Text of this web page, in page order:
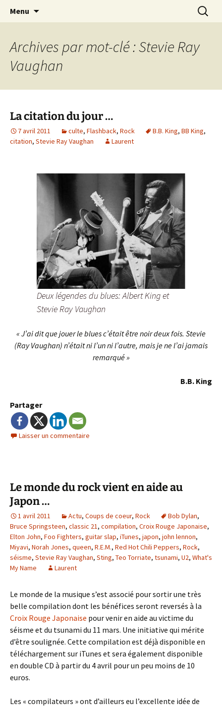
Laurent Rieppi
Journaliste musical · Historien du rock ·
Conférencier
Menu
Archives par mot-clé : Stevie Ray
Vaughan
La citation du jour …
7 avril 2011 culte, Flashback, Rock B.B. King, BB King,
citation, Stevie Ray Vaughan Laurent
Deux légendes du blues: Albert King et
Stevie Ray Vaughan
« J’ai dit que jouer le blues c’était être noir deux fois. Stevie
(Ray Vaughan) n’était ni l’un ni l’autre, mais je ne l’ai jamais
remarqué »
B.B. King
Partager
Laisser un commentaire
Le monde du rock vient en aide au
Japon …
1 avril 2011 Actu, Coups de coeur, Rock Bob Dylan,
Bruce Springsteen, classic 21, compilation, Croix Rouge Japonaise,
Elton John, Foo Fighters, guitar slap, iTunes, japon, john lennon,
Miyavi, Norah Jones, queen, R.E.M., Red Hot Chili Peppers, Rock,
séisme, Stevie Ray Vaughan, Sting, Teo Torriate, tsunami, U2, What's
My Name
Laurent
Le monde de la musique s’est associé pour sortir une très
belle compilation dont les bénéfices seront reversés à la
Croix Rouge Japonaise pour venir en aide au victime du
séisme et du tsunami du 11 mars. Une initiative qui mérite
d’être soulignée. Cette compilation est déjà disponible en
téléchargement sur iTunes et sera également disponible
en double CD à partir du 4 avril pour un peu moins de 10
euros.
Les « compilateurs » ont d’ailleurs eu l’excellente idée de